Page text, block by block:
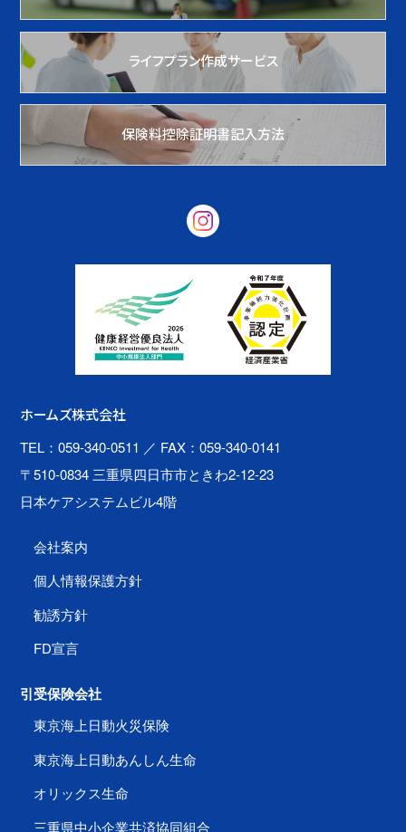
ライフプラン作成サービス
保険料控除証明書記入方法
ホームズ株式会社
TEL：059-340-0511 ／ FAX：059-340-0141
〒510-0834 三重県四日市市ときわ2-12-23
日本ケアシステムビル4階
会社案内
個人情報保護方針
勧誘方針
FD宣言
引受保険会社
東京海上日動火災保険
東京海上日動あんしん生命
オリックス生命
三重県中小企業共済協同組合